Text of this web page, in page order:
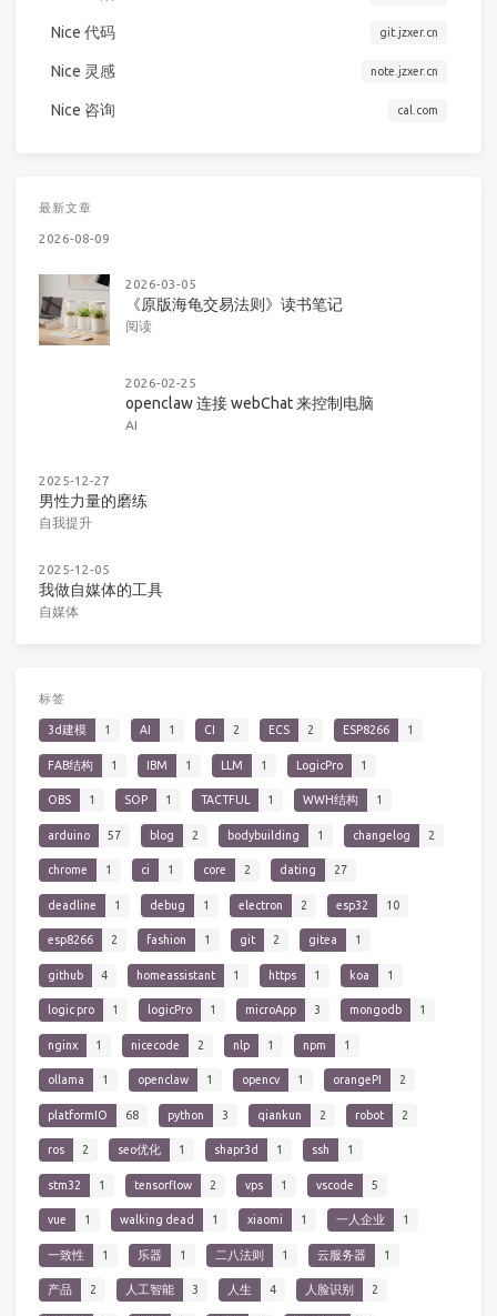
Nice 代码 git.jzxer.cn
Nice 灵感 note.jzxer.cn
Nice 咨询 cal.com
最新文章
2026-08-09
2026-03-05
《原版海龟交易法则》读书笔记
阅读
2026-02-25
openclaw 连接 webChat 来控制电脑
AI
2025-12-27
男性力量的磨练
自我提升
2025-12-05
我做自媒体的工具
自媒体
标签
3d建模 1 AI 1 CI 2 ECS 2 ESP8266 1
FAB结构 1 IBM 1 LLM 1 LogicPro 1
OBS 1 SOP 1 TACTFUL 1 WWH结构 1
arduino 57 blog 2 bodybuilding 1 changelog 2
chrome 1 ci 1 core 2 dating 27
deadline 1 debug 1 electron 2 esp32 10
esp8266 2 fashion 1 git 2 gitea 1
github 4 homeassistant 1 https 1 koa 1
logic pro 1 logicPro 1 microApp 3 mongodb 1
nginx 1 nicecode 2 nlp 1 npm 1
ollama 1 openclaw 1 opencv 1 orangePI 2
platformIO 68 python 3 qiankun 2 robot 2
ros 2 seo优化 1 shapr3d 1 ssh 1
stm32 1 tensorflow 2 vps 1 vscode 5
vue 1 walking dead 1 xiaomi 1 一人企业 1
一致性 1 乐器 1 二八法则 1 云服务器 1
产品 2 人工智能 3 人生 4 人脸识别 2